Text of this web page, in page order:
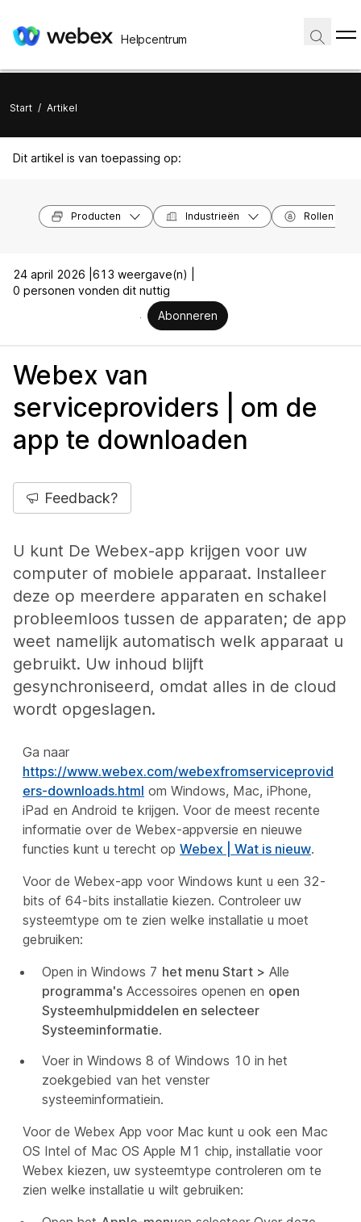
Helpcentrum
Start / Artikel
Dit artikel is van toepassing op:
Producten Industrieën Rollen
24 april 2026 | 613 weergave(n) |
0 personen vonden dit nuttig
Abonneren
Webex van
serviceproviders | om de
app te downloaden
Feedback?
U kunt De Webex-app krijgen voor uw
computer of mobiele apparaat. Installeer
deze op meerdere apparaten en schakel
probleemloos tussen de apparaten; de app
weet namelijk automatisch welk apparaat u
gebruikt. Uw inhoud blijft
gesynchroniseerd, omdat alles in de cloud
wordt opgeslagen.
Ga naar
https://www.webex.com/webexfromserviceprovid
ers-downloads.html om Windows, Mac, iPhone,
iPad en Android te krijgen. Voor de meest recente
informatie over de Webex-appversie en nieuwe
functies kunt u terecht op Webex | Wat is nieuw.
Voor de Webex-app voor Windows kunt u een 32-
bits of 64-bits installatie kiezen. Controleer uw
systeemtype om te zien welke installatie u moet
gebruiken:
Open in Windows 7 het menu Start > Alle
programma's Accessoires openen en open
Systeemhulpmiddelen en selecteer
Systeeminformatie.
Voer in Windows 8 of Windows 10 in het
zoekgebied van het venster
systeeminformatiein.
Voor de Webex App voor Mac kunt u ook een Mac
OS Intel of Mac OS Apple M1 chip, installatie voor
Webex kiezen, uw systeemtype controleren om te
zien welke installatie u wilt gebruiken: